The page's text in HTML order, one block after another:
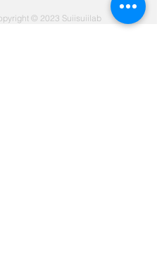
© 2023 Suiisuiilab